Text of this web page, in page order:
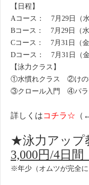
【日程】
Aコース： 7月29日（
Bコース： 7月29日（
Cコース： 7月31日（
Dコース： 7月31日（
【泳力クラス】
①水慣れクラス ②けの
③クロール入門 ④パラ
詳しくはコチラ☆
★泳力アッ
3,000円/4日
※年少（オムツが完全